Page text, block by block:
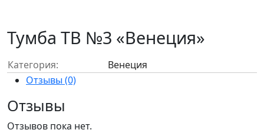
Тумба ТВ №3 «Венеция»
Категория:
Венеция
Отзывы (0)
Отзывы
Отзывов пока нет.